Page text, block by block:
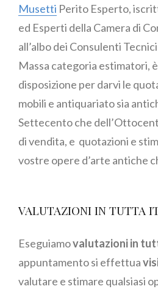
Musetti Perito Esperto,
ed Esperti della Camera di
all’albo dei Consulenti
Massa categoria estimatori,
disposizione per darvi le
mobili e antiquariato sia
Settecento che
di vendita, e quotazioni e
vostre opere d’arte antiche
VALUTAZIONI IN TUTTA
Eseguiamovalutazioni in
appuntamento si effettua
valutare e stimare qualsiasi